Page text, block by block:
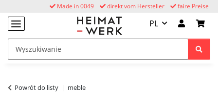
faire Preise
direkt vom Hersteller
Made in 0049
PL
Powrót do listy meble